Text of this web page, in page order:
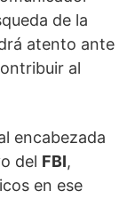
de la
atento ante
al
encabezada
del FBI,
en ese